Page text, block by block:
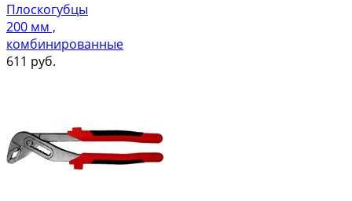
Плоскогубцы
200 мм ,
комбинированные
611 руб.